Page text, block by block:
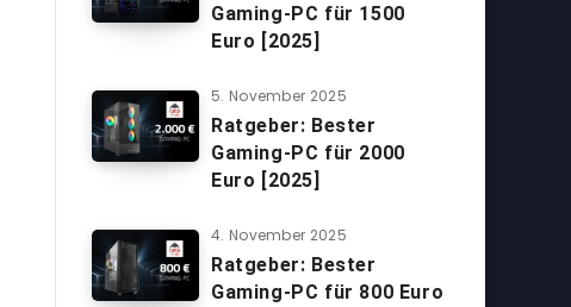
Gaming-PC für 1500
Euro [2025]
5. November 2025
Ratgeber: Bester
Gaming-PC für 2000
Euro [2025]
4. November 2025
Ratgeber: Bester
Gaming-PC für 800 Euro